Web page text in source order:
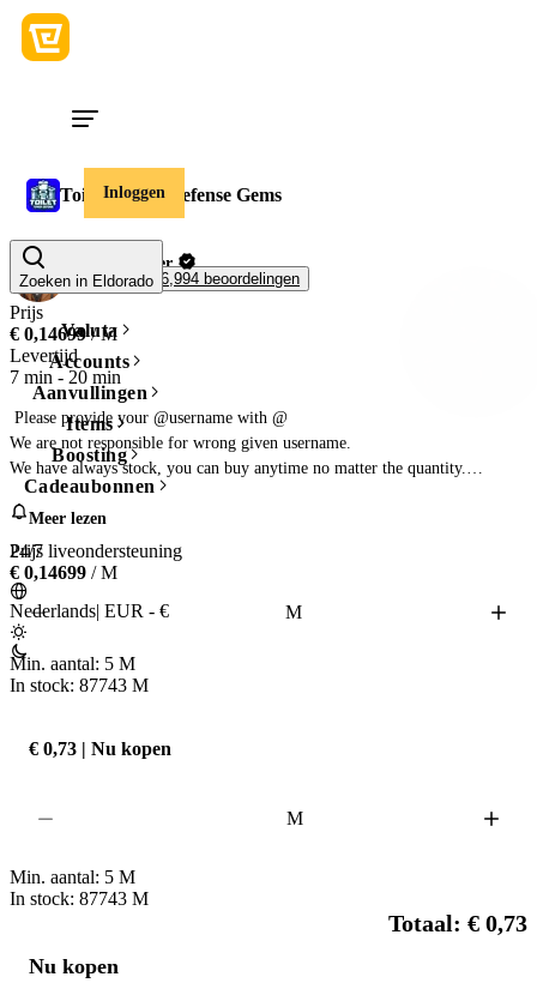
Inloggen
Zoeken in Eldorado
Valuta
Accounts
Aanvullingen
Items
Boosting
Cadeaubonnen
24/7 liveondersteuning
Nederlands| EUR - €
Toilet Tower Defense Gems
FastEasySeller
99,5%
356,994 beoordelingen
Prijs
€ 0,14699/ M
Levertijd
7 min - 20 min
Please provide your @username with @
We are not responsible for wrong given username.
We have always stock, you can buy anytime no matter the quantity.
Please note:
The maximum storage limit for gems in the backpack is 10M. Any excess
Meer lezen
Prijs
€ 0,14699 / M
M
Min. aantal: 5 M
In stock: 87743 M
€ 0,73 | Nu kopen
M
Min. aantal: 5 M
In stock: 87743 M
Totaal: € 0,73
Nu kopen